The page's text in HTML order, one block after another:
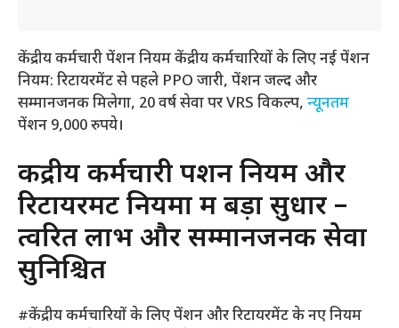
केंद्रीय कर्मचारी पेंशन नियम केंद्रीय कर्मचारियों के लिए नई पेंशन
नियम: रिटायरमेंट से पहले PPO जारी, पेंशन जल्द और
सम्मानजनक मिलेगा, 20 वर्ष सेवा पर VRS विकल्प, न्यूनतम
पेंशन 9,000 रुपये।
केंद्रीय कर्मचारी पेंशन नियम और
रिटायरमेंट नियमों में बड़ा सुधार –
त्वरित लाभ और सम्मानजनक सेवा
सुनिश्चित
#केंद्रीय कर्मचारियों के लिए पेंशन और रिटायरमेंट के नए नियम